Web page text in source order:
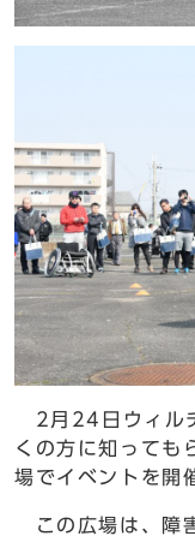
2月24日ウィル
くの方に知っても
場でイベントを
この広場は、障